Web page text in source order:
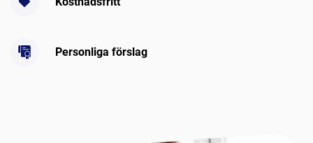
Personliga förslag